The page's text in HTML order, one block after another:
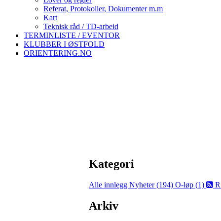
Referat, Protokoller, Dokumenter m.m
Kart
Teknisk råd / TD-arbeid
TERMINLISTE / EVENTOR
KLUBBER I ØSTFOLD
ORIENTERING.NO
Kategori
Alle innlegg Nyheter (194) O-løp (1)
Arkiv